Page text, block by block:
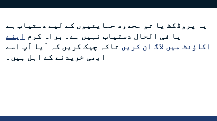
یہ پروڈکٹ یا تو محدود حمایتیوں کے لیے دستیاب ہے
یا فی الحال دستیاب نہیں ہے۔ براہ کرم اپنے
اکاؤنٹ میں لاگ ان کریں تاکہ چیک کریں کہ آیا آپ اسے
ابھی خریدنے کے اہل ہیں۔